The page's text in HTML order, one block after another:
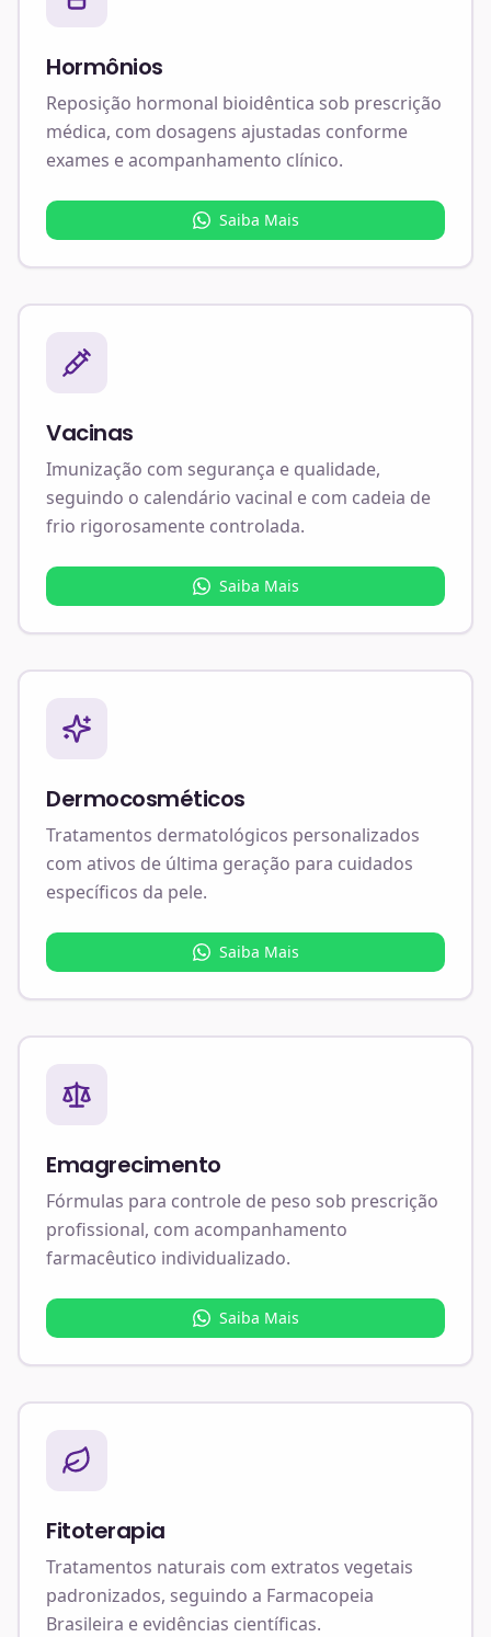
Hormônios
Reposição hormonal bioidêntica sob prescrição
médica, com dosagens ajustadas conforme
exames e acompanhamento clínico.
Saiba Mais
Vacinas
Imunização com segurança e qualidade,
seguindo o calendário vacinal e com cadeia de
frio rigorosamente controlada.
Saiba Mais
Dermocosméticos
Tratamentos dermatológicos personalizados
com ativos de última geração para cuidados
específicos da pele.
Saiba Mais
Emagrecimento
Fórmulas para controle de peso sob prescrição
profissional, com acompanhamento
farmacêutico individualizado.
Saiba Mais
Fitoterapia
Tratamentos naturais com extratos vegetais
padronizados, seguindo a Farmacopeia
Brasileira e evidências científicas.